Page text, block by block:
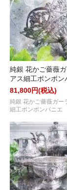
純銀 花かご薔薇
アス細工ボンボン
81,800円(税込)
純銀 花かご薔薇ガー
細工ボンボンパニエ